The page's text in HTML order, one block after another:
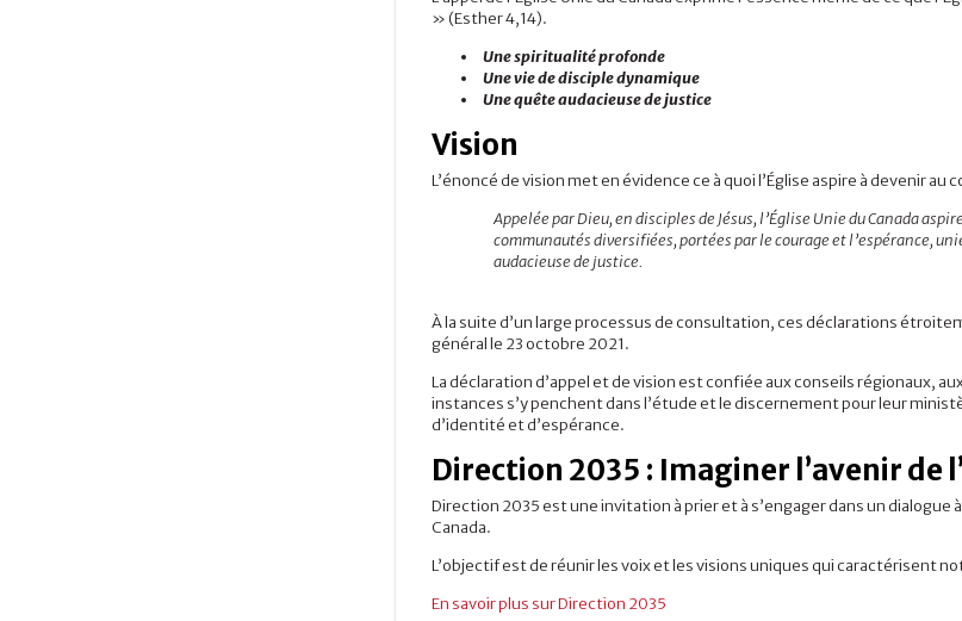
» (Esther 4,14).
Une spiritualité profonde
Une vie de disciple dynamique
Une quête audacieuse de justice
Vision
L’énoncé de vision met en évidence ce à quoi l’Église aspire à devenir au
Appelée par Dieu, en disciples de Jésus, l’Église Unie du Canada
communautés diversifiées, portées par le courage et l’espérance,
audacieuse de justice.
À la suite d’un large processus de consultation, ces déclarations
général le 23 octobre 2021.
La déclaration d’appel et de vision est confiée aux conseils régionaux,
instances s’y penchent dans l’étude et le discernement pour leur
d’identité et d’espérance.
Direction 2035 : Imaginer l’avenir de
Direction 2035 est une invitation à prier et à s’engager dans un dialogue à
Canada.
L’objectif est de réunir les voix et les visions uniques qui caractérisent
En savoir plus sur Direction 2035